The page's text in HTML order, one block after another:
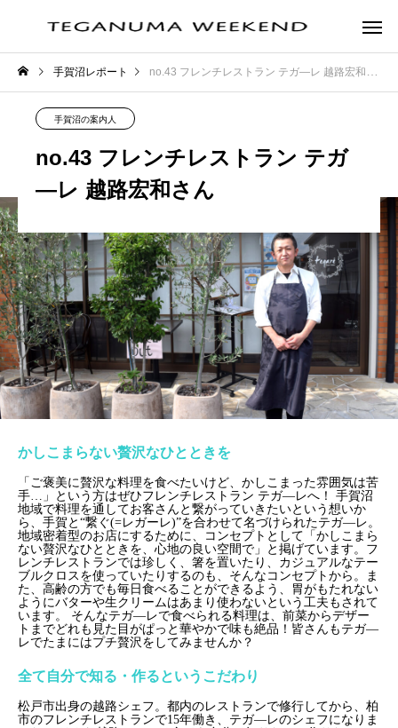
手賀沼レポート no.43 フレンチレストラン テガ―レ 越路宏和さん
手賀沼の案内人
no.43 フレンチレストラン テガ
―レ 越路宏和さん
かしこまらない贅沢なひとときを
「ご褒美に贅沢な料理を食べたいけど、かしこまった雰囲気は苦
手…」という方はぜひフレンチレストラン テガ―レへ！
手賀沼
地域で料理を通してお客さんと繋がっていきたいという想いか
ら、手賀と“繋ぐ(=レガーレ)”を合わせて名づけられたテガ―レ。
地域密着型のお店にするために、コンセプトとして「かしこまら
ない贅沢なひとときを、心地の良い空間で」と掲げています。フ
レンチレストランでは珍しく、箸を置いたり、カジュアルなテー
ブルクロスを使っていたりするのも、そんなコンセプトから。ま
た、高齢の方でも毎日食べることができるよう、胃がもたれない
ようにバターや生クリームはあまり使わないという工夫もされて
います。
そんなテガ―レで食べられる料理は、前菜からデザー
トまでどれも見た目がぱっと華やかで味も絶品！皆さんもテガ―
レでたまにはプチ贅沢をしてみませんか？
全て自分で知る・作るというこだわり
松戸市出身の越路シェフ。都内のレストランで修行してから、柏
市のフレンチレストランで15年働き、テガ―レのシェフになりま